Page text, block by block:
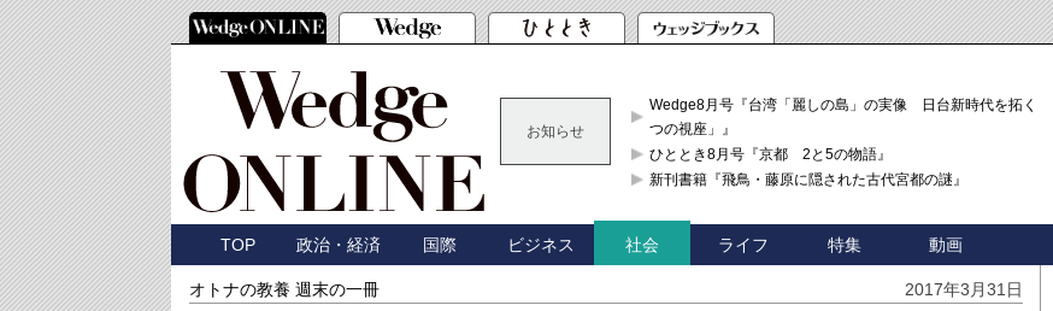
お知らせ
Wedge8月号『台湾「麗しの島」の実像 日台新時代を拓く「3
つの視座」』
ひととき8月号『京都 2と5の物語』
新刊書籍『飛鳥・藤原に隠された古代宮都の謎』
TOP 政治・経済 国際 ビジネス 社会 ライフ 特集 動画
オトナの教養 週末の一冊 2017年3月31日